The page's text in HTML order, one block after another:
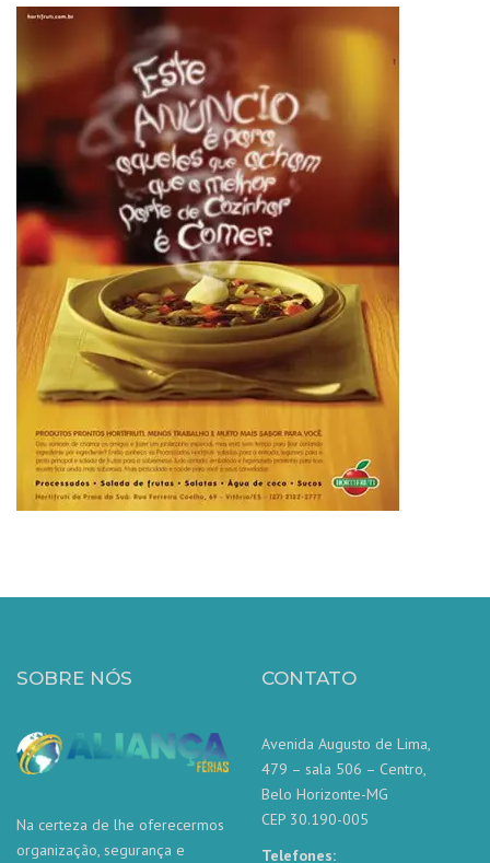
SOBRE NÓS
Na certeza de lhe oferecermos
organização, segurança e
CONTATO
Avenida Augusto de Lima,
479 – sala 506 – Centro,
Belo Horizonte-MG
CEP 30.190-005
Telefones: